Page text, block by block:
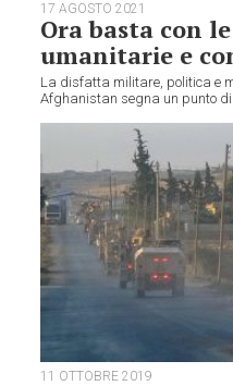
17 AGOSTO 2021
Ora basta con
umanitarie e
La disfatta militare, politica e
Afghanistan segna un punto
11 OTTOBRE 2019